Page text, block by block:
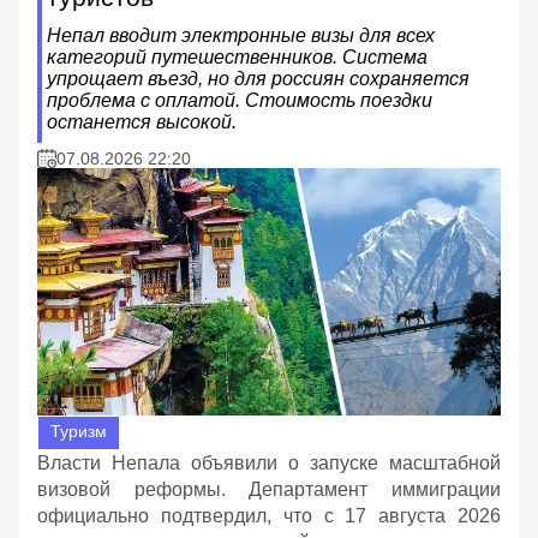
Непал вводит электронные визы для всех
категорий путешественников. Система
упрощает въезд, но для россиян сохраняется
проблема с оплатой. Стоимость поездки
останется высокой.
07.08.2026 22:20
Туризм
Власти Непала объявили о запуске масштабной
визовой реформы. Департамент иммиграции
официально подтвердил, что с 17 августа 2026